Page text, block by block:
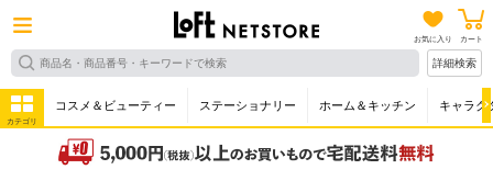
お気に入り カート
詳細検索
カテゴリ
コスメ＆ビューティー ステーショナリー ホーム＆キッチン キャラク